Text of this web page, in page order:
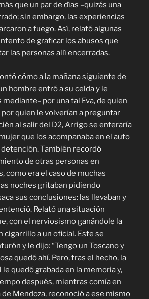
que un par de días –quizás una
sin embargo, las experiencias
a fuego. Así, relató algunas
de graficar los abusos que
las personas allí encerradas.
cómo a la mañana siguiente de
hombre entró a su celda y le
por una tal Eva, de quien
por quien le volverían a preguntar
al salir del D2, Arrigo se enteraría
que los acompañaba en el auto
También recordó
de otras personas en
como era el caso de muchas
noches gritaban pidiendo
sus conclusiones: las llevaban y
Relató una situación
con el nerviosismo ganándole la
cigarrillo a un oficial. Este se
y le dijo: “Tengo un Toscano y
quedó ahí. Pero, tras el hecho, la
le quedó grabada en la memoria y,
después, mientras comía en
Mendoza, reconoció a ese mismo